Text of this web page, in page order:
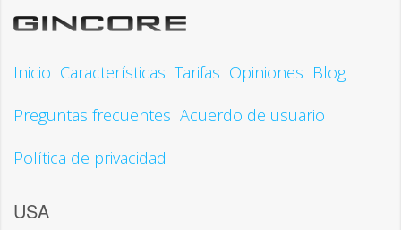
Inicio Características Tarifas Opiniones Blog
Preguntas frecuentes Acuerdo de usuario
Política de privacidad
USA